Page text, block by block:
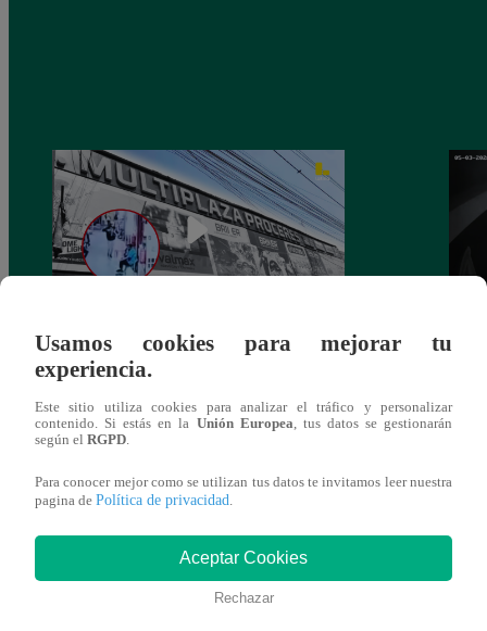
Asesinan a comerciante ferretero dentro de
galería en San Juan de Lurigancho
También te puede
interesar
Usamos cookies para mejorar tu
experiencia.
Este sitio utiliza cookies para analizar el tráfico y personalizar
contenido. Si estás en la Unión Europea , tus datos se gestionarán
según el RGPD
Para conocer mejor como se utilizan tus datos te invitamos leer nuestra
pagina de Política de privacidad
Aceptar Cookies
Rechazar